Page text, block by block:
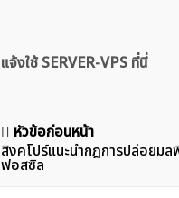
แจ้งใช้ SERVER-VPS ที่นี่
แนะแนว
เรื่อง
หัวข้อก่อนหน้า
สิงคโปร์แนะนำกฎการปล่อยมล
ฟอสซิล